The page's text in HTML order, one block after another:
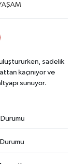
sadelik
kaçınıyor ve
sunuyor.